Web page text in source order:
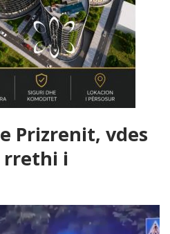
Prizrenit, vdes
rrethi i